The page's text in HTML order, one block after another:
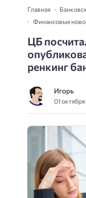
Главная
Финансовые
ЦБ
ренкинг
Игорь
01